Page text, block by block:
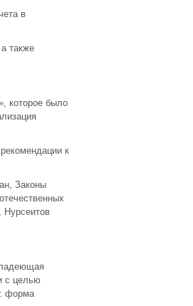
в
также
которое было
к
Законы
с целью
форма